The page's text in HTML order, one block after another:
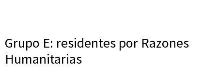
Grupo E: residentes por Razones
Humanitarias